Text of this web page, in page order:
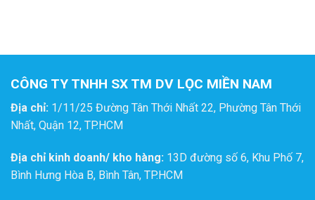
CÔNG TY TNHH SX TM DV LỌC MIỀN NAM
Địa chỉ: 1/11/25 Đường Tân Thới Nhất 22, Phường Tân Thới
Nhất, Quận 12, TP.HCM
Địa chỉ kinh doanh/ kho hàng: 13D đường số 6, Khu Phố 7,
Bình Hưng Hòa B, Bình Tân, TP.HCM